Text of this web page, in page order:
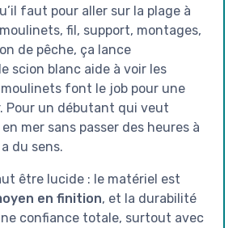
faut pour aller sur la plage à
fil, support, montages,
de pêche, ça lance
scion blanc aide à voir les
font le job pour une
Pour un débutant qui veut
mer sans passer des heures à
du sens.
être lucide : le matériel est
en finition, et la durabilité
confiance totale, surtout avec